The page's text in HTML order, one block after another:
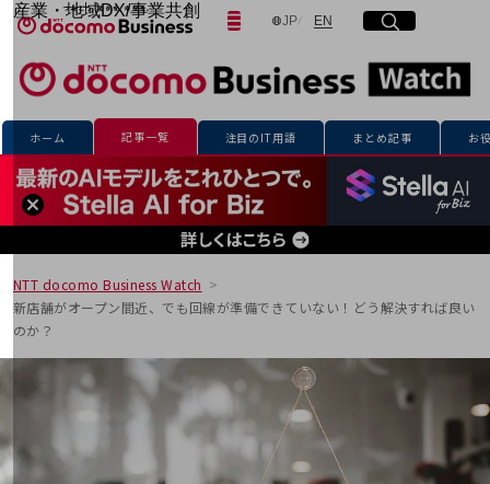
産業・地域DX/事業共創
OPEN HUB for Plural Futures
自律・分散・協調型社会の実現を目指し、
「社会可能性」を探究・実装する事業共創エコシステムです。
OPEN HUB for Plural Futuresとは
イベント/ウェビナー
記事コンテンツ
プレイヤー(カタリスト/パートナー企業)
事例
Smart World
産業・地域DXプラットフォーマーとして
企業と地域が持続成長する社会を目指します
Smart City
Smart Education
Smart Healthcare
Smart Industry
Smart Mobility
Smart Worksite
地域社会を支える皆さまと地域課題の解決や
JP日本語
ENEnglish
サイト内検索
開く
メニュー
開く
フリーワードを入力して探す
フリーワードでNTTドコモビジネスの
検索する
ホーム 記事一覧 注目のIT用語 まとめ記事 お
NTT docomo Business Watch
新店舗がオープン間近、でも回線が準備できていない！どう解決すれば良い
のか？